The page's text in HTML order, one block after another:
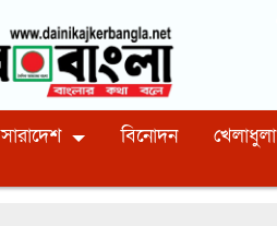
সারাদেশ বিনোদন খেলাধুলা